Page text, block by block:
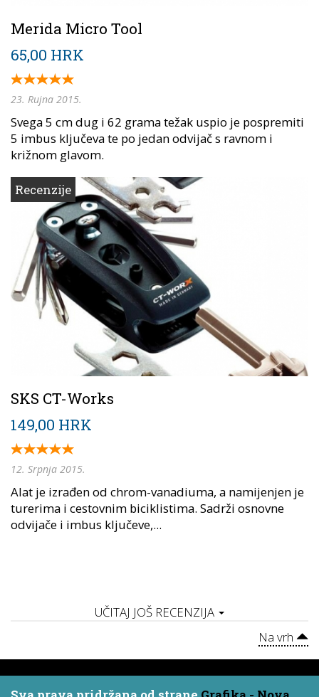
Merida Micro Tool
65,00 HRK
23. Rujna 2015.
Svega 5 cm dug i 62 grama težak uspio je pospremiti
5 imbus ključeva te po jedan odvijač s ravnom i
križnom glavom.
Recenzije
SKS CT-Works
149,00 HRK
12. Srpnja 2015.
Alat je izrađen od chrom-vanadiuma, a namijenjen je
turerima i cestovnim biciklistima. Sadrži osnovne
odvijače i imbus ključeve,...
UČITAJ JOŠ RECENZIJA
Na vrh